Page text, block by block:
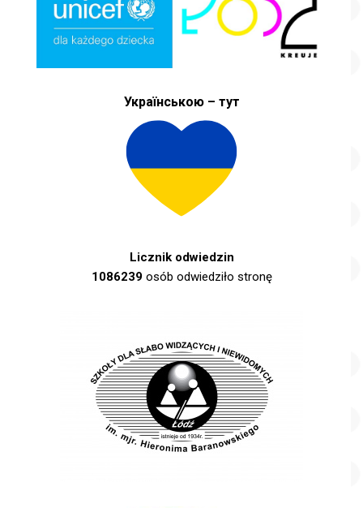
Українською – тут
Licznik odwiedzin
1086239osób odwiedziło stronę